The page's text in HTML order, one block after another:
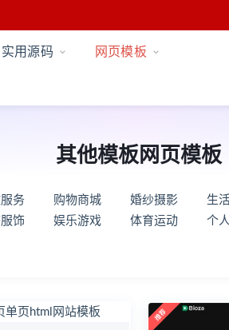
实用源码 网页模板
其他模板网页模板
务 购物商城 婚纱摄影 生
饰 娱乐游戏 体育运动 个